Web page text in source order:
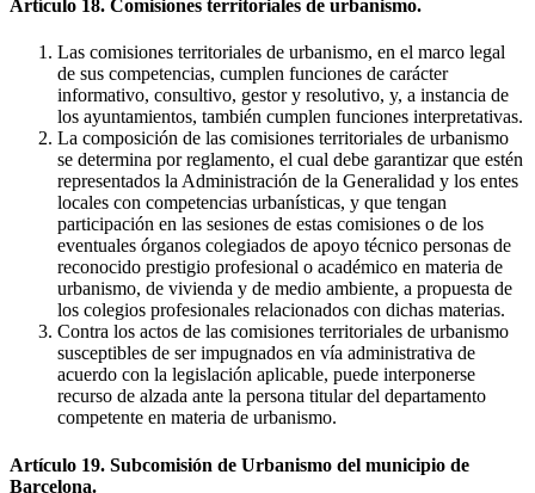
Artículo 18. Comisiones territoriales de urbanismo.
Las comisiones territoriales de urbanismo, en el marco legal
de sus competencias, cumplen funciones de carácter
informativo, consultivo, gestor y resolutivo, y, a instancia de
los ayuntamientos, también cumplen funciones interpretativas.
La composición de las comisiones territoriales de urbanismo
se determina por reglamento, el cual debe garantizar que estén
representados la Administración de la Generalidad y los entes
locales con competencias urbanísticas, y que tengan
participación en las sesiones de estas comisiones o de los
eventuales órganos colegiados de apoyo técnico personas de
reconocido prestigio profesional o académico en materia de
urbanismo, de vivienda y de medio ambiente, a propuesta de
los colegios profesionales relacionados con dichas materias.
Contra los actos de las comisiones territoriales de urbanismo
susceptibles de ser impugnados en vía administrativa de
acuerdo con la legislación aplicable, puede interponerse
recurso de alzada ante la persona titular del departamento
competente en materia de urbanismo.
Artículo 19. Subcomisión de Urbanismo del municipio de
Barcelona.